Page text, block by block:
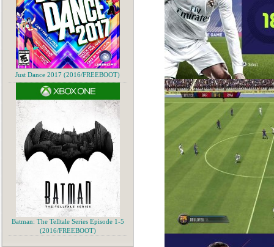
Just Dance 2017 (2016/FREEBOOT)
Batman: The Telltale Series Episode 1-5
(2016/FREEBOOT)